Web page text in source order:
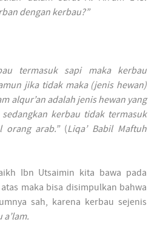
dengan kerbau?”
termasuk sapi maka kerbau
jika tidak maka (jenis hewan)
alqur’an adalah jenis hewan yang
kerbau tidak termasuk
orang arab.”(Liqa’ Babil Maftuh
Ibn Utsaimin kita bawa pada
maka bisa disimpulkan bahwa
sah, karena kerbau sejenis
a’lam.